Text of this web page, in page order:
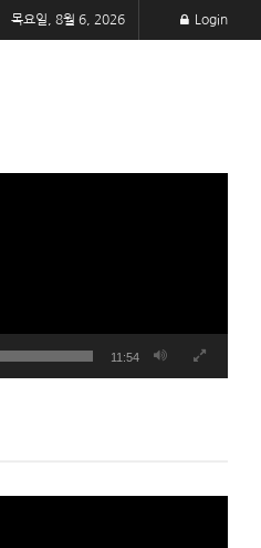
목요일, 8월 6, 2026 Login
11:54